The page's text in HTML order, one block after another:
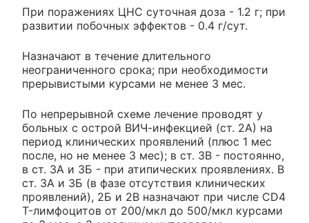
При поражениях ЦНС суточная доза - 1.2 г; при
развитии побочных эффектов - 0.4 г/сут.
Назначают в течение длительного
неограниченного срока; при необходимости
прерывистыми курсами не менее 3 мес.
По непрерывной схеме лечение проводят у
больных с острой ВИЧ-инфекцией (ст. 2А) на
период клинических проявлений (плюс 1 мес
после, но не менее 3 мес); в ст. 3В - постоянно,
в ст. 3А и 3Б - при атипических проявлениях. В
ст. 3А и 3Б (в фазе отсутствия клинических
проявлений), 2Б и 2В назначают при числе CD4
T-лимфоцитов от 200/мкл до 500/мкл курсами